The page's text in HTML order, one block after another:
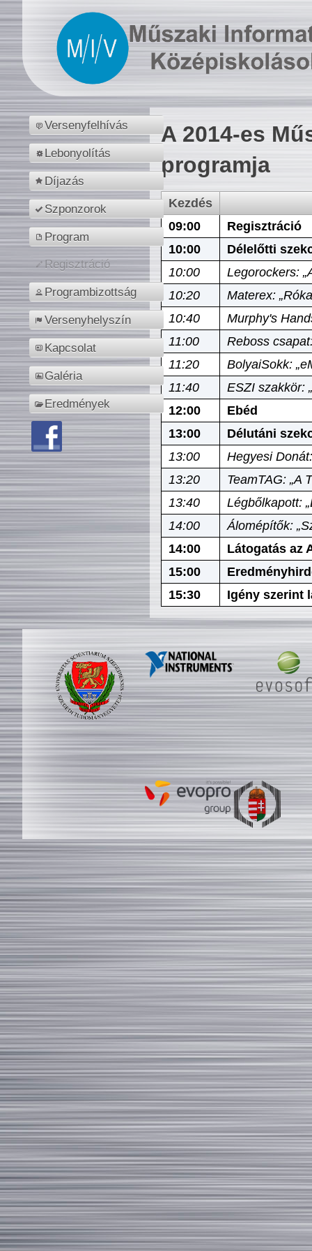
Versenyfelhívás
Lebonyolítás
Díjazás
Szponzorok
Program
Regisztráció
Programbizottság
Versenyhelyszín
Kapcsolat
Galéria
Eredmények
A 2014-es
programja
Kezdés
09:00
Regisztráció
10:00
Délelőtti
10:00
Legorockers:
10:20
Materex:
10:40
Murphy's
11:00
Reboss
11:20
BolyaiSokk:
11:40
ESZI szakkör:
12:00
Ebéd
13:00
Délutáni
13:00
Hegyesi
13:20
TeamTAG: „A
13:40
Légbőlkapott:
14:00
Álomépítők:
14:00
Látogatás az
15:00
15:30
Igény szerint